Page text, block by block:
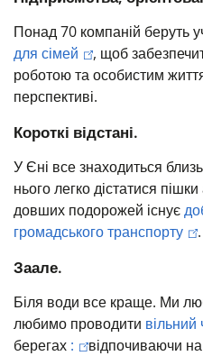
Понад 70 компаній беруть
для сімей
, щоб
роботою та особистим
перспективі.
Короткі відстані.
У Єні все знаходиться
нього легко дістатися
довших подорожей існує
громадського транспорту
.
Заале.
Біля води все краще. Ми
любимо проводити вільний
берегах :
відпочиваючи